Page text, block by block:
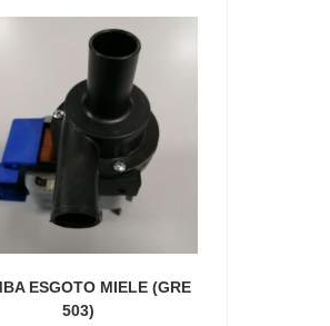
ESGOTO MIELE (GRE
503)